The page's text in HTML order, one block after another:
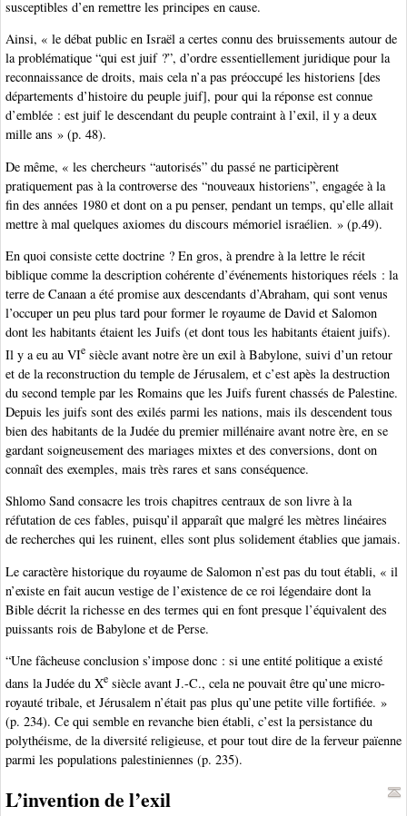
susceptibles d’en remettre les principes en cause.
Ainsi, « le débat public en Israël a certes connu des bruissements autour de
la problématique “qui est juif ?”, d’ordre essentiellement juridique pour la
reconnaissance de droits, mais cela n’a pas préoccupé les historiens [des
départements d’histoire du peuple juif], pour qui la réponse est connue
d’emblée : est juif le descendant du peuple contraint à l’exil, il y a deux
mille ans » (p. 48).
De même, « les chercheurs “autorisés” du passé ne participèrent
pratiquement pas à la controverse des “nouveaux historiens”, engagée à la
fin des années 1980 et dont on a pu penser, pendant un temps, qu’elle allait
mettre à mal quelques axiomes du discours mémoriel israélien. » (p.49).
En quoi consiste cette doctrine ? En gros, à prendre à la lettre le récit
biblique comme la description cohérente d’événements historiques réels : la
terre de Canaan a été promise aux descendants d’Abraham, qui sont venus
l’occuper un peu plus tard pour former le royaume de David et Salomon
dont les habitants étaient les Juifs (et dont tous les habitants étaient juifs).
Il y a eu au VIe siècle avant notre ère un exil à Babylone, suivi d’un retour
et de la reconstruction du temple de Jérusalem, et c’est apès la destruction
du second temple par les Romains que les Juifs furent chassés de Palestine.
Depuis les juifs sont des exilés parmi les nations, mais ils descendent tous
bien des habitants de la Judée du premier millénaire avant notre ère, en se
gardant soigneusement des mariages mixtes et des conversions, dont on
connaît des exemples, mais très rares et sans conséquence.
Shlomo Sand consacre les trois chapitres centraux de son livre à la
réfutation de ces fables, puisqu’il apparaît que malgré les mètres linéaires
de recherches qui les ruinent, elles sont plus solidement établies que jamais.
Le caractère historique du royaume de Salomon n’est pas du tout établi, « il
n’existe en fait aucun vestige de l’existence de ce roi légendaire dont la
Bible décrit la richesse en des termes qui en font presque l’équivalent des
puissants rois de Babylone et de Perse.
“Une fâcheuse conclusion s’impose donc : si une entité politique a existé
dans la Judée du Xe siècle avant J.-C., cela ne pouvait être qu’une micro-
royauté tribale, et Jérusalem n’était pas plus qu’une petite ville fortifiée. »
(p. 234). Ce qui semble en revanche bien établi, c’est la persistance du
polythéisme, de la diversité religieuse, et pour tout dire de la ferveur païenne
parmi les populations palestiniennes (p. 235).
L’invention de l’exil